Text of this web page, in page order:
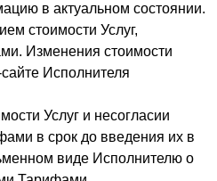
в актуальном состоянии.
стоимости Услуг,
Изменения стоимости
Исполнителя
Услуг и несогласии
в срок до введения их в
виде Исполнителю о